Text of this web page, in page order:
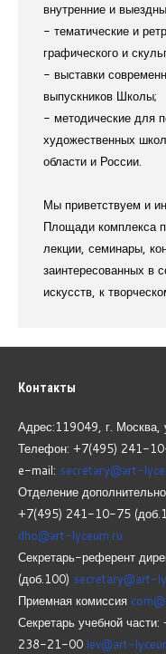
внутренние и
- тематические и
графического и
- выставки
выпускников Школы;
- методические для
художественных
области и России.
Мы приветствуем и
Площади комплекса
лекции, семинары,
заинтересованных в
искусств, к
Контакты
Адрес:119049, г. Москва,
Телефон: +7(495) 241-
e-mail: secretary@art-
Отделение
+7(495) 241-10-75
dho@art-lyceum.ru
Секретарь-референт
(доб.100) secretary@art-
Приемная комиссия
Секретарь учебной
238-21-00 lev@art-